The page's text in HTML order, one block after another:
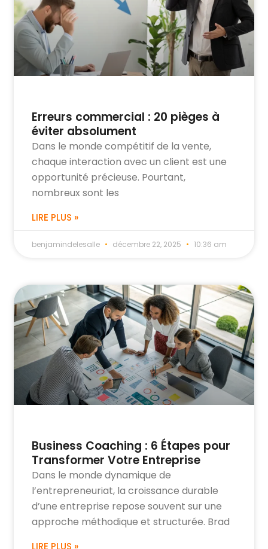
Erreurs commercial : 20 pièges à
éviter absolument
Dans le monde compétitif de la vente,
chaque interaction avec un client est une
opportunité précieuse. Pourtant,
nombreux sont les
LIRE PLUS »
benjamindelesalle décembre 22, 2025 10:36 am
Business Coaching : 6 Étapes pour
Transformer Votre Entreprise
Dans le monde dynamique de
l’entrepreneuriat, la croissance durable
d’une entreprise repose souvent sur une
approche méthodique et structurée. Brad
LIRE PLUS »